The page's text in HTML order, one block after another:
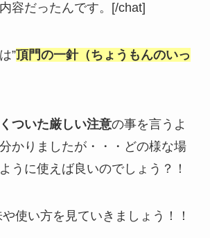
容だったんです。[/chat]
”頂門の一針（ちょうもんのいっ
ついた厳しい注意の事を言うよ
かりましたが・・・どの様な場
うに使えば良いのでしょう？！
使い方を見ていきましょう！！